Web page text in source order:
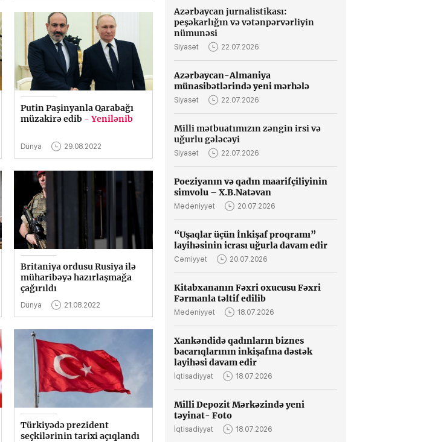
Putin Paşinyanla Qarabağı
müzakirə edib - Yenilənib
Dünya 29.08.2022
Britaniya ordusu Rusiya ilə
müharibəyə hazırlaşmağa
çağırıldı
Dünya 21.08.2022
Türkiyədə prezident
seçkilərinin tarixi açıqlandı
Azərbaycan jurnalistikası:
peşəkarlığın və vətənpərvərliyin
nümunəsi
Siyasət 22.07.2026
Azərbaycan-Almaniya
münasibətlərində yeni mərhələ
Siyasət 22.07.2026
Milli mətbuatımızın zəngin irsi və
uğurlu gələcəyi
Siyasət 22.07.2026
Poeziyanın və qadın maarifçiliyinin
simvolu – X.B.Natəvan
Mədəniyyət 20.07.2026
“Uşaqlar üçün İnkişaf proqramı”
layihəsinin icrası uğurla davam edir
Cəmiyyət 20.07.2026
Kitabxananın Fəxri oxucusu Fəxri
Fərmanla təltif edilib
Mədəniyyət 18.07.2026
Xankəndidə qadınların biznes
bacarıqlarının inkişafına dəstək
layihəsi davam edir
İqtisadiyyat 18.07.2026
Milli Depozit Mərkəzində yeni
təyinat- Foto
İqtisadiyyat 18.07.2026